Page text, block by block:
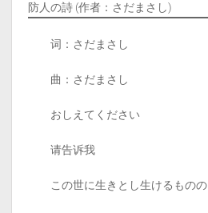
防人の詩 (作者：さだまさし)
词：さだまさし
曲：さだまさし
おしえてください
请告诉我
この世に生きとし生けるものの